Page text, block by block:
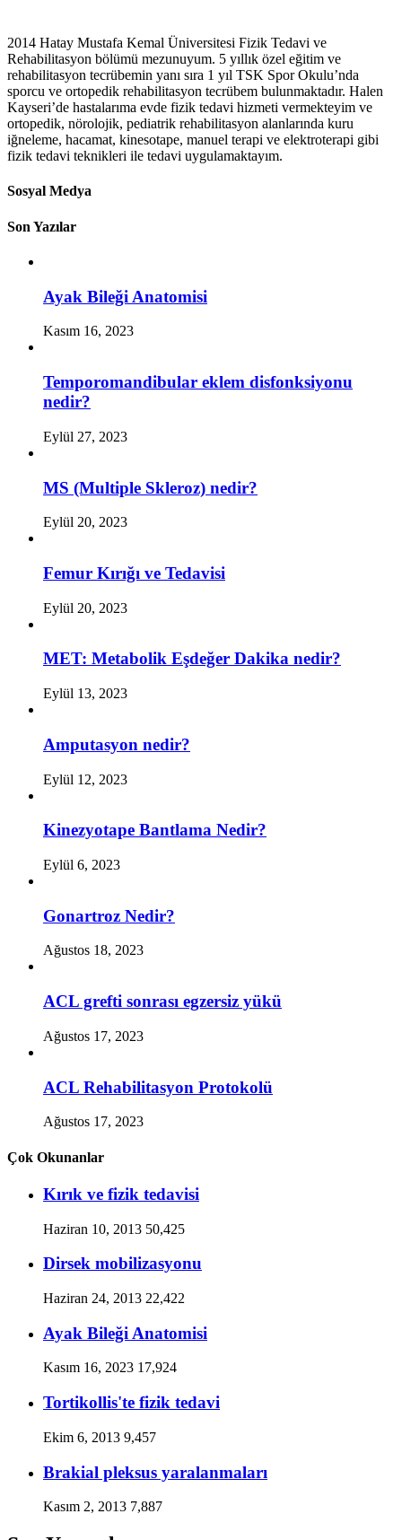
2014 Hatay Mustafa Kemal Üniversitesi Fizik Tedavi ve
Rehabilitasyon bölümü mezunuyum. 5 yıllık özel eğitim ve
rehabilitasyon tecrübemin yanı sıra 1 yıl TSK Spor Okulu’nda
sporcu ve ortopedik rehabilitasyon tecrübem bulunmaktadır. Halen
Kayseri’de hastalarıma evde fizik tedavi hizmeti vermekteyim ve
ortopedik, nörolojik, pediatrik rehabilitasyon alanlarında kuru
iğneleme, hacamat, kinesotape, manuel terapi ve elektroterapi gibi
fizik tedavi teknikleri ile tedavi uygulamaktayım.
Sosyal Medya
Son Yazılar
Ayak Bileği Anatomisi
Kasım 16, 2023
Temporomandibular eklem disfonksiyonu
nedir?
Eylül 27, 2023
MS (Multiple Skleroz) nedir?
Eylül 20, 2023
Femur Kırığı ve Tedavisi
Eylül 20, 2023
MET: Metabolik Eşdeğer Dakika nedir?
Eylül 13, 2023
Amputasyon nedir?
Eylül 12, 2023
Kinezyotape Bantlama Nedir?
Eylül 6, 2023
Gonartroz Nedir?
Ağustos 18, 2023
ACL grefti sonrası egzersiz yükü
Ağustos 17, 2023
ACL Rehabilitasyon Protokolü
Ağustos 17, 2023
Çok Okunanlar
Kırık ve fizik tedavisi
Haziran 10, 2013 50,425
Dirsek mobilizasyonu
Haziran 24, 2013 22,422
Ayak Bileği Anatomisi
Kasım 16, 2023 17,924
Tortikollis'te fizik tedavi
Ekim 6, 2013 9,457
Brakial pleksus yaralanmaları
Kasım 2, 2013 7,887